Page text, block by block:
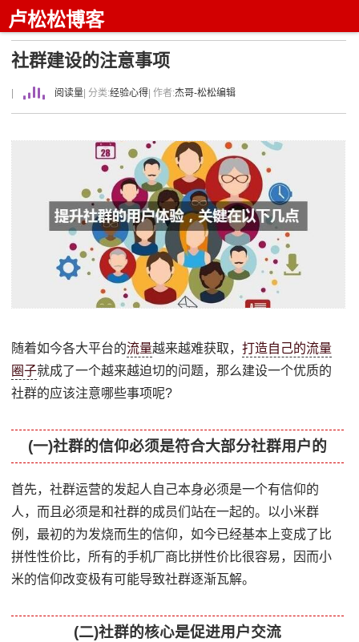
卢松松博客
社群建设的注意事项
阅读量 | 分类:经验心得 | 作者:杰哥-松松编辑
随着如今各大平台的流量越来越难获取，打造自己的流量
圈子就成了一个越来越迫切的问题，那么建设一个优质的
社群的应该注意哪些事项呢?
(一)社群的信仰必须是符合大部分社群用户的
首先，社群运营的发起人自己本身必须是一个有信仰的
人，而且必须是和社群的成员们站在一起的。以小米群
例，最初的为发烧而生的信仰，如今已经基本上变成了比
拼性性价比，所有的手机厂商比拼性价比很容易，因而小
米的信仰改变极有可能导致社群逐渐瓦解。
(二)社群的核心是促进用户交流